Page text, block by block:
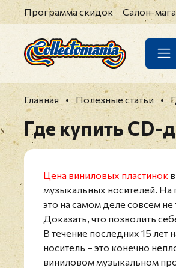
Программа скидок Салон-
Главная Полезные статьи
Где купить CD-
Цена виниловых пластинок
музыкальных носителей. На
это на самом деле совсем не
Доказать, что позволить
В течение последних 15
носитель – это конечно
виниловом музыкальном